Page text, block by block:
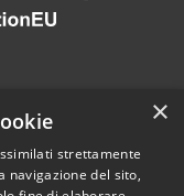
×
strettamente
navigazione del sito,